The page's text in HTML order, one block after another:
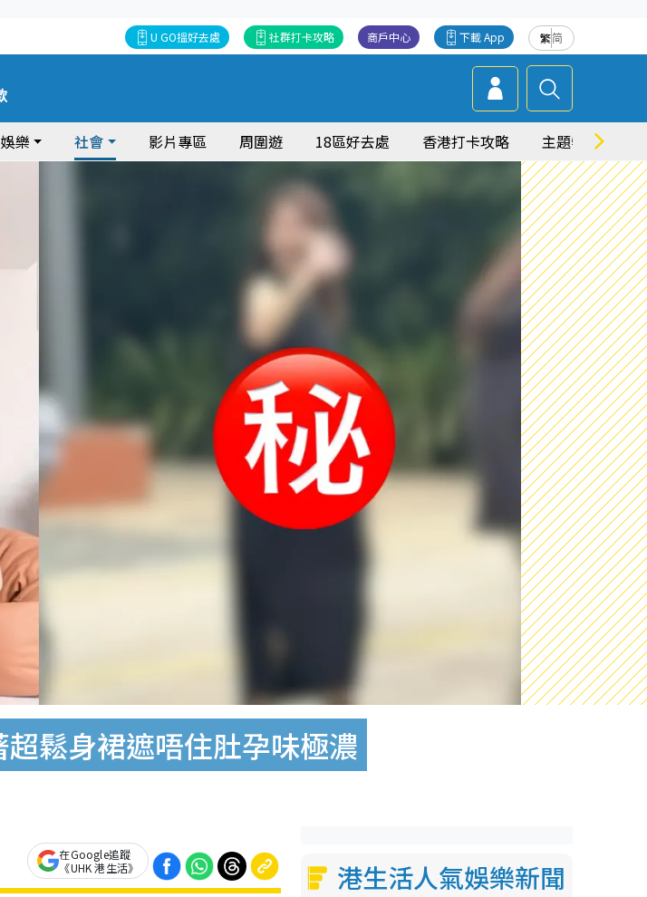
繁简
下載 App
商戶中心
社群打卡攻略
U GO搵好去處
娛樂 社會 影片專區 周圍遊 18區好去處 香港打卡攻略 主題特集
鬆身裙遮唔住肚孕味極濃
在Google追蹤
《UHK 港生活》
港生活人氣娛樂新聞